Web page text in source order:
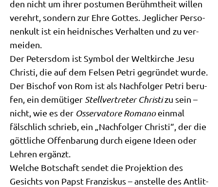
den nicht um ihrer postu­men Berühmt­heit wil­len
ver­ehrt, son­dern zur Ehre Got­tes. Jeg­li­cher Per­so­
nen­kult ist ein heid­ni­sches Ver­hal­ten und zu ver­
mei­den.
Der Peters­dom ist Sym­bol der Welt­kir­che Jesu
Chri­sti, die auf dem Fel­sen Petri gegrün­det wur­de.
Der Bischof von Rom ist als Nach­fol­ger Petri beru­
fen, ein demü­ti­ger Stell­ver­tre­ter Chri­stizu sein –
nicht, wie es der Osser­va­to­re Roma­noein­mal
fälsch­lich schrieb, ein „Nach­fol­ger Chri­sti“, der die
gött­li­che Offen­ba­rung durch eige­ne Ideen oder
Leh­ren ergänzt.
Wel­che Bot­schaft sen­det die Pro­jek­ti­on des
Gesichts von Papst Fran­zis­kus – anstel­le des Ant­lit­